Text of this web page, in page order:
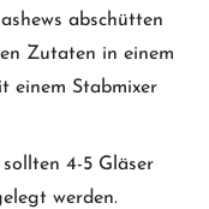
abschütten
Zutaten in einem
einem Stabmixer
4-5 Gläser
werden.